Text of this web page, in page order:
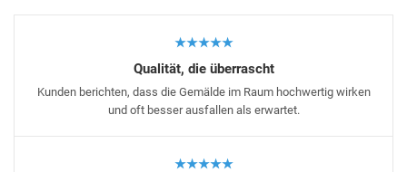
★★★★★
Qualität, die überrascht
Kunden berichten, dass die Gemälde im Raum hochwertig wirken
und oft besser ausfallen als erwartet.
★★★★★